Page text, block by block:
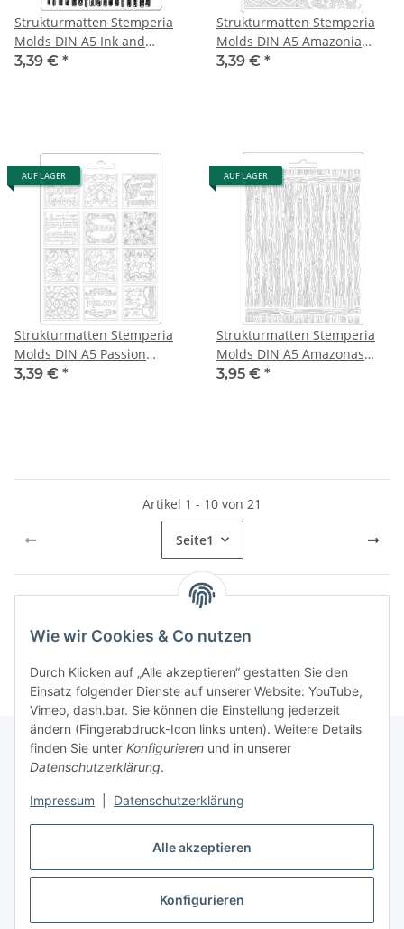
Alle akzeptieren
Konfigurieren
Wie wir Cookies & Co nutzen
Durch Klicken auf „Alle akzeptieren“ gestatten Sie den
Einsatz folgender Dienste auf unserer Website: YouTube,
Vimeo, dash.bar. Sie können die Einstellung jederzeit
ändern (Fingerabdruck-Icon links unten). Weitere Details
finden Sie unter Konfigurieren und in unserer
Datenschutzerklärung.
Impressum Datenschutzerklärung
Strukturmatten Stemperia
Molds DIN A5 Ink and
Memories
3,39 € *
Strukturmatten Stemperia
Molds DIN A5 Amazonia
Texture
3,39 € *
AUF LAGER
Strukturmatten Stemperia
Molds DIN A5 Passion
Patchwork Music
3,39 € *
AUF LAGER
Strukturmatten Stemperia
Molds DIN A5 Amazonas
Holz
3,95 € *
Artikel 1 - 10 von 21
Seite1
Kategorien
Gesetzliche Informationen
Vertrag widerrufen